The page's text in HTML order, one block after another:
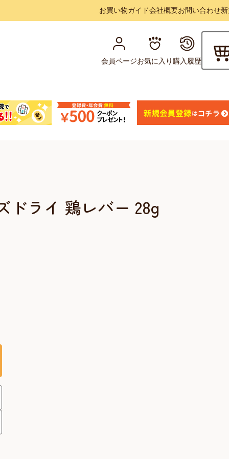
お買い物ガイド会社概要お問い合わせ
会員ページお気に入り購入履歴
ドライ 鶏レバー 28g